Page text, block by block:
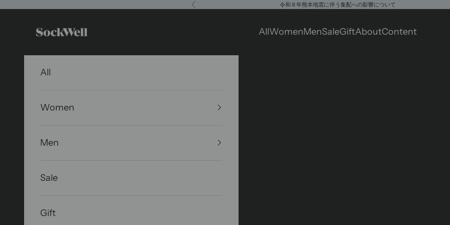
コンテンツへスキップ 前へ 令和８年熊本地震に伴う集配への影響について
Sockwell Japan AllWomenMenSaleGiftAboutContent
All
Women
Men
Sale
Gift